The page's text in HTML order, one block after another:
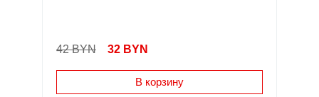
42 BYN 32 BYN
В корзину